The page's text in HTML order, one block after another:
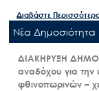
Διαβάστε
Nέα Δημοσιότητα
ΔΙΑΚΗΡΥΞΗ
αναδόχου για
φθινοπωρινών –